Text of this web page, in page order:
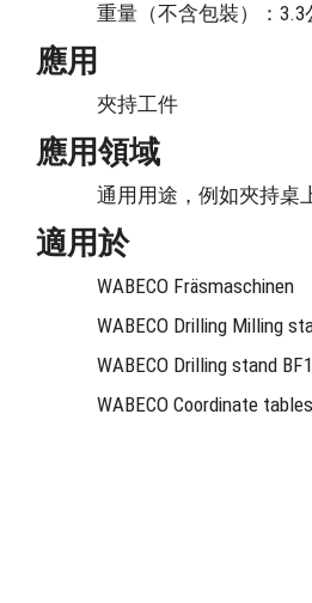
重量（不含包裝）：3.3
應用
夾持工件
應用領域
通用用途，例如夾持桌
適用於
WABECO Fräsmaschinen
WABECO Drilling Milling
WABECO Drilling stand
WABECO Coordinate